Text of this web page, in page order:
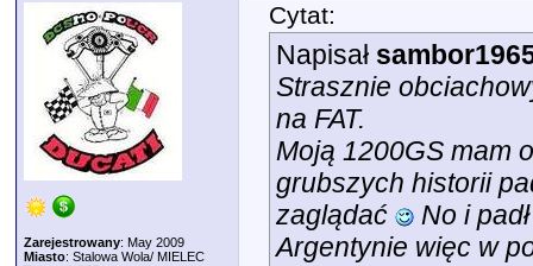
Zarejestrowany: May 2009
Miasto: Stalowa Wola/ MIELEC
Cytat:
Napisał
Strasznie
na FAT.
Moją 1200GS mam
grubszych historii
zaglądać
No i
Argentynie więc w